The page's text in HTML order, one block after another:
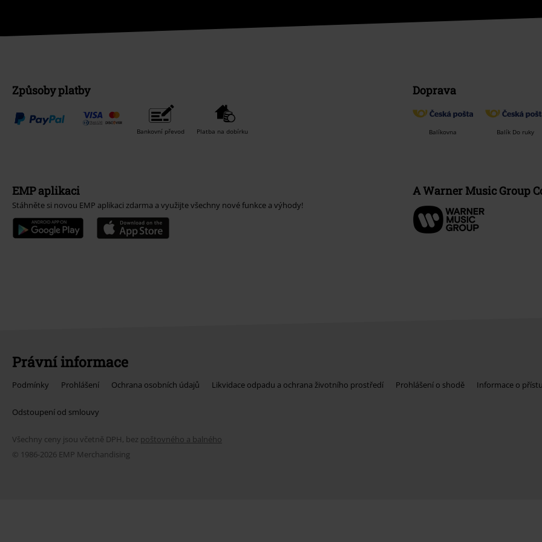
Způsoby platby
Bankovní převod Platba na dobírku
Doprava
Balíkovna Balík Do ruky
EMP aplikaci
Stáhněte si novou EMP aplikaci zdarma a využijte všechny nové funkce a výhody!
A Warner Music Group
Právní informace
Podmínky Prohlášení Ochrana osobních údajů Likvidace odpadu a ochrana životního prostředí Prohlášení o shodě Informace o
Odstoupení od smlouvy
Všechny ceny jsou včetně DPH, bez poštovného a balného
© 1986-2026 EMP Merchandising